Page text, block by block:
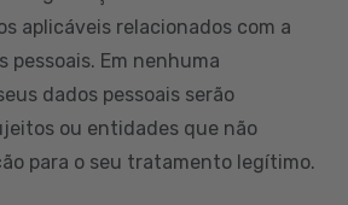
aplicáveis relacionados com a
pessoais. Em nenhuma
dados pessoais serão
ou entidades que não
para o seu tratamento legítimo.